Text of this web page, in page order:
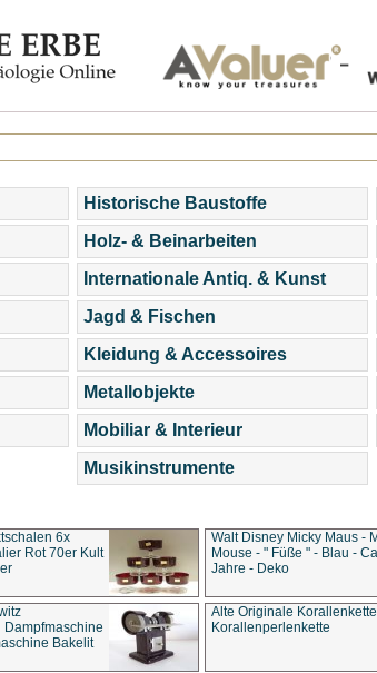
Historische Baustoffe
Holz- & Beinarbeiten
Internationale Antiq. & Kunst
Jagd & Fischen
Kleidung & Accessoires
Metallobjekte
Mobiliar & Interieur
Musikinstrumente
6x
Rot 70er Kult
Walt Disney Micky Maus -
Mouse - " Füße " - Blau -
Jahre - Deko
Bakelit
Alte Originale Korallenkette
Korallenperlenkette